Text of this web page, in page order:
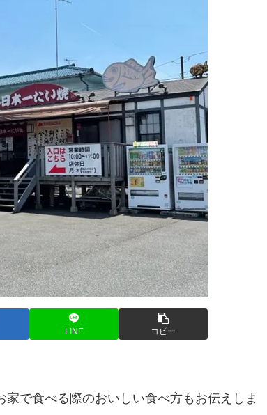
LINE コピー
で食べる際のおいしい食べ方もお伝えしま